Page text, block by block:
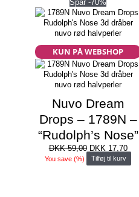
Spar -70%
KUN PÅ WEBSHOP
Nuvo Dream
Drops – 1789N –
“Rudolph’s Nose”
DKK59,00 Den
oprindelige
pris
DKK 17,70Den
pris
You save(%) Tilføj til kurv